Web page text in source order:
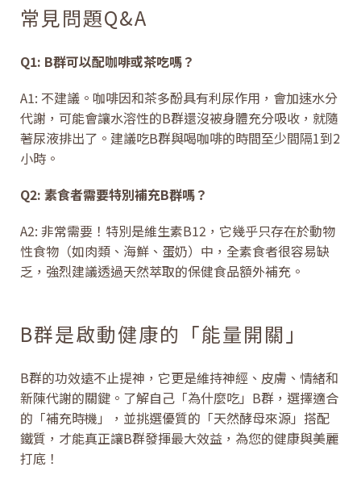
常見問題Q&A
Q1: B群可以配咖啡或茶吃嗎？
A1: 不建議。咖啡因和茶多酚具有利尿作用，會加速水分
代謝，可能會讓水溶性的B群還沒被身體充分吸收，就隨
著尿液排出了。建議吃B群與喝咖啡的時間至少間隔1到2
小時。
Q2: 素食者需要特別補充B群嗎？
A2: 非常需要！特別是維生素B12，它幾乎只存在於動物
性食物（如肉類、海鮮、蛋奶）中，全素食者很容易缺
乏，強烈建議透過天然萃取的保健食品額外補充。
B群是啟動健康的「能量開關」
B群的功效遠不止提神，它更是維持神經、皮膚、情緒和
新陳代謝的關鍵。了解自己「為什麼吃」B群，選擇適合
的「補充時機」，並挑選優質的「天然酵母來源」搭配
鐵質，才能真正讓B群發揮最大效益，為您的健康與美麗
打底！